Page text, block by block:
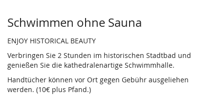
Produkte
Schwimmen ohne Sauna
ENJOY HISTORICAL BEAUTY
Verbringen Sie 2 Stunden im historischen Stadtbad und
genießen Sie die kathedralenartige Schwimmhalle.
Handtücher können vor Ort gegen Gebühr ausgeliehen
werden. (10€ plus Pfand.)